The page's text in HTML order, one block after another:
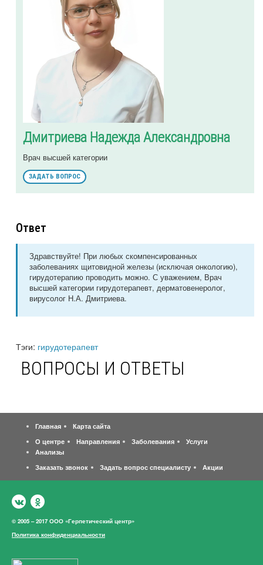
Дмитриева Надежда Александровна
Врач высшей категории
ЗАДАТЬ ВОПРОС
Ответ
Здравствуйте! При любых скомпенсированных
заболеваниях щитовидной железы (исключая онкологию),
гирудотерапию проводить можно. С уважением, Врач
высшей категории гирудотерапевт, дерматовенеролог,
вирусолог Н.А. Дмитриева.
Тэги: гирудотерапевт
ВОПРОСЫ И ОТВЕТЫ
Главная
Карта сайта
О центре
Направления Заболевания
Услуги
Анализы
Заказать звонок
Задать вопрос специалисту Акции
© 2005 – 2017 ООО «Герпетический центр»
Политика конфиденциальности